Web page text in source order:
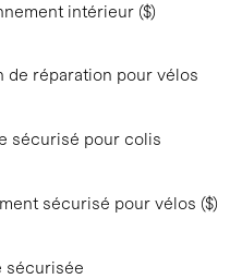
intérieur ($)
de réparation pour vélos
sécurisé pour colis
sécurisé pour vélos ($)
sécurisée